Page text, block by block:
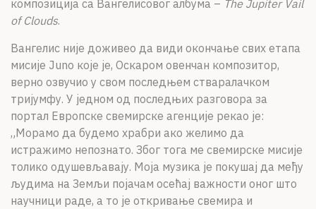
композиција са Вангелисовог албума – The Jupiter Vail
of Clouds.
Вангелис није доживео да види окончање свих етапа
мисије Juno које је, Оскаром овенчан композитор,
верно озвучио у свом последњем стваралачком
тријумфу. У једном од последњих разговора за
портал Европске свемирске агенције рекао је:
„Морамо да будемо храбри ако желимо да
истражимо непознато. Због тога ме свемирске мисије
толико одушевљавају. Моја музика је покушај да међу
људима на Земљи појачам осећај важности оног што
научници раде, а то је откривање свемира и